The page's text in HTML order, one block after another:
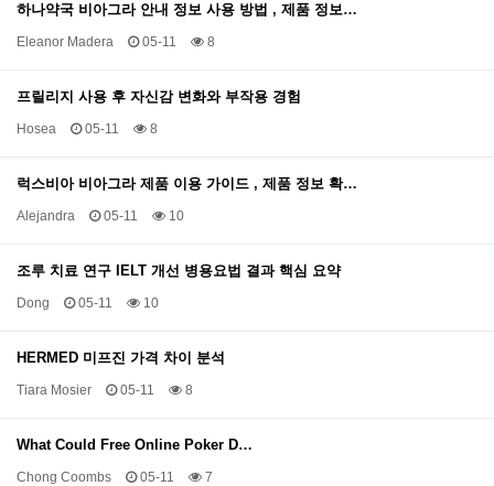
하나약국 비아그라 안내 정보 사용 방법 , 제품 정보…
Eleanor Madera 05-11 8
프릴리지 사용 후 자신감 변화와 부작용 경험
Hosea 05-11 8
럭스비아 비아그라 제품 이용 가이드 , 제품 정보 확…
Alejandra 05-11 10
조루 치료 연구 IELT 개선 병용요법 결과 핵심 요약
Dong 05-11 10
HERMED 미프진 가격 차이 분석
Tiara Mosier 05-11 8
What Could Free Online Poker D…
Chong Coombs 05-11 7